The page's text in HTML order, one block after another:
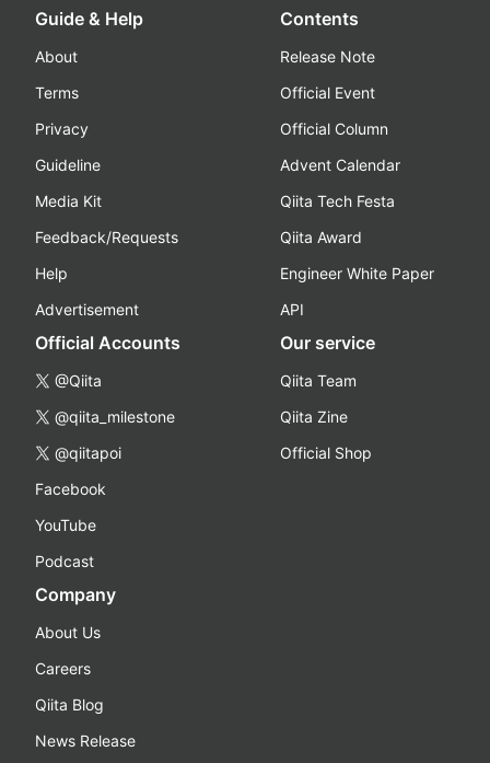
Guide & Help
About
Terms
Privacy
Guideline
Media Kit
Feedback/Requests
Help
Advertisement
Contents
Release Note
Official Event
Official Column
Advent Calendar
Qiita Tech Festa
Qiita Award
Engineer White Paper
API
Official Accounts
@Qiita
@qiita_milestone
@qiitapoi
Facebook
YouTube
Podcast
Our service
Qiita Team
Qiita Zine
Official Shop
Company
About Us
Careers
Qiita Blog
News Release